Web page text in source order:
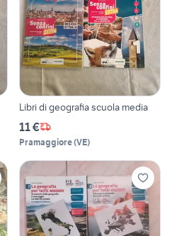
Libri di geografia scuola media
11 €
Pramaggiore(VE)